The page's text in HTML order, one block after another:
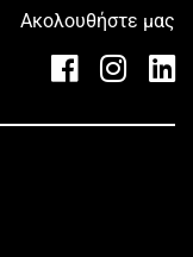
Ακολουθήστε μας